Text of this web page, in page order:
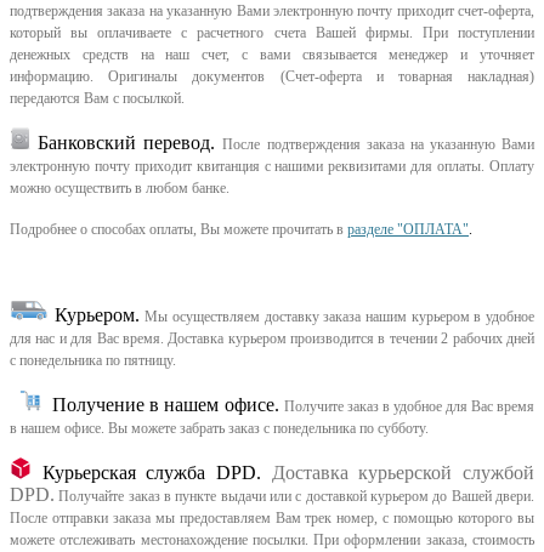
подтверждения заказа на указанную Вами электронную почту приходит счет-оферта,
который вы оплачиваете с расчетного счета Вашей фирмы. При поступлении
денежных средств на наш счет, с вами связывается менеджер и уточняет
информацию. Оригиналы документов (Счет-оферта и товарная накладная)
передаются Вам с посылкой.
Банковский перевод. После подтверждения заказа на указанную Вами
электронную почту приходит квитанция с нашими реквизитами для оплаты. Оплату
можно осуществить в любом банке.
Подробнее о способах оплаты, Вы можете прочитать в разделе "ОПЛАТА".
Курьером. Мы осуществляем доставку заказа нашим курьером в удобное
для нас и для Вас время.Доставка курьером производится в течении 2 рабочих дней
с понедельника по пятницу.
Получение в нашем офисе. Получите заказ в удобное для Вас время
в нашем офисе. Вы можете забрать заказ с понедельника по субботу.
Курьерская служба DPD.
Доставка курьерской службой
DPD. Получайте заказ в пункте выдачи или с доставкой курьером до Вашей двери.
После отправки заказа мы предоставляем Вам трек номер, с помощью которого вы
можете отслеживать местонахождение посылки. При оформлении заказа, стоимость